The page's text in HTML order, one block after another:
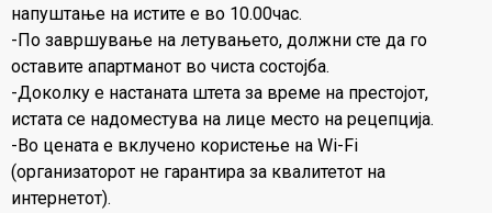
напуштање на истите е во 10.00час.
-По завршување на летувањето, должни сте да го
оставите апартманот во чиста состојба.
-Доколку е настаната штета за време на престојот,
истата се надоместува на лице место на рецепција.
-Во цената е вклучено користење на Wi-Fi
(организаторот не гарантира за квалитетот на
интернетот).